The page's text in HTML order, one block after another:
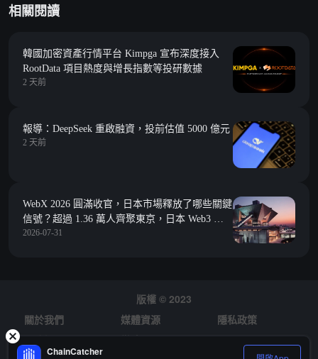
相關閱讀
韓國加密資產行情平台 Kimpga 宣布深度接入
RootData 項目熱度與增長指數等投研數據
2 天前
報導：DeepSeek 重啟融資，投前估值 5000 億元
2 天前
WebX 2026 圓滿收官，日本市場釋放了哪些關鍵
信號？超過 1.36 萬人齊聚東京，日本 Web3 全
球影響力持續提升
2026-07-31
版權 © 2023
關於我們
媒體資源
隱私政策
風險提示
徵才
ChainCatcher